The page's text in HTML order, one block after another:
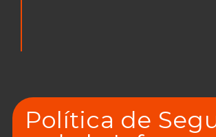
Política de